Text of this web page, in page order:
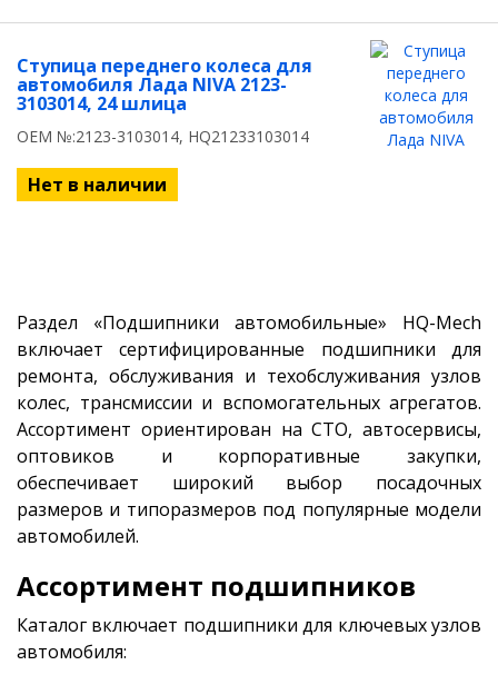
Ступица переднего колеса для
автомобиля Лада NIVA 2123-
3103014, 24 шлица
OEM №:2123-3103014, HQ21233103014
Нет в наличии
Раздел «Подшипники автомобильные» HQ-Mech
включает сертифицированные подшипники для
ремонта, обслуживания и техобслуживания узлов
колес, трансмиссии и вспомогательных агрегатов.
Ассортимент ориентирован на СТО, автосервисы,
оптовиков и корпоративные закупки,
обеспечивает широкий выбор посадочных
размеров и типоразмеров под популярные модели
автомобилей.
Ассортимент подшипников
Каталог включает подшипники для ключевых узлов
автомобиля: